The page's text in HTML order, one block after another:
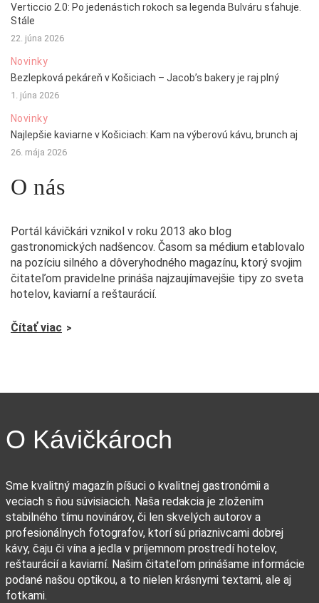
Verticcio 2.0: Po jedenástich rokoch sa legenda Bulváru sťahuje.
Stále
22. júna 2026
Novinky
Bezlepková pekáreň v Košiciach – Jacob’s bakery je raj plný
1. júna 2026
Novinky
Najlepšie kaviarne v Košiciach: Kam na výberovú kávu, brunch aj
26. mája 2026
O nás
Portál kávičkári vznikol v roku 2013 ako blog
gastronomických nadšencov. Časom sa médium etablovalo
na pozíciu silného a dôveryhodného magazínu, ktorý svojim
čitateľom pravidelne prináša najzaujímavejšie tipy zo sveta
hotelov, kaviarní a reštaurácií.
Čítať viac
O Kávičkároch
Sme kvalitný magazín píšuci o kvalitnej gastronómii a
veciach s ňou súvisiacich. Naša redakcia je zložením
stabilného tímu novinárov, či len skvelých autorov a
profesionálnych fotografov, ktorí sú priaznivcami dobrej
kávy, čaju či vína a jedla v príjemnom prostredí hotelov,
reštaurácií a kaviarní. Našim čitateľom prinášame informácie
podané našou optikou, a to nielen krásnymi textami, ale aj
fotkami.